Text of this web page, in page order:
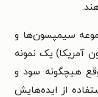
سیمپسون‌ها و
آمریکا) یک نمونه
هیچگونه سود و
از ایده‌هایش